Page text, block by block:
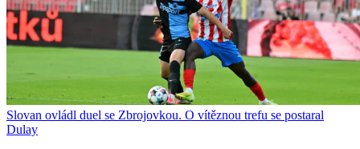
Slovan ovládl duel se Zbrojovkou. O vítěznou trefu se postaral
Dulay